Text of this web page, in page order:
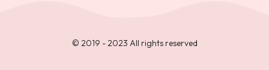
© 2019 - 2023 All rights reserved